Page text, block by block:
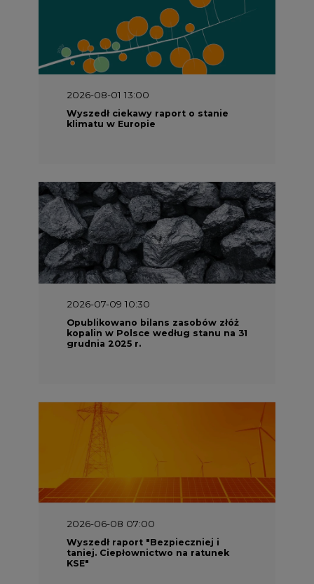
2026-08-01 13:00
Wyszedł ciekawy raport o stanie
klimatu w Europie
2026-07-09 10:30
Opublikowano bilans zasobów złóż
kopalin w Polsce według stanu na 31
grudnia 2025 r.
2026-06-08 07:00
Wyszedł raport "Bezpieczniej i
taniej. Ciepłownictwo na ratunek
KSE"